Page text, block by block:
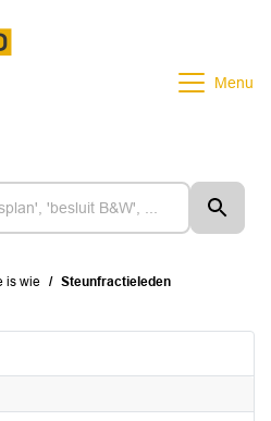
Menu
is wie Steunfractieleden